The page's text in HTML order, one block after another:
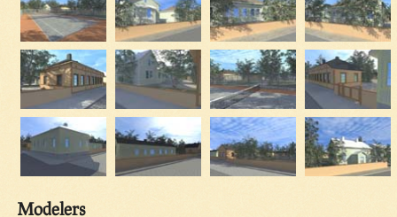
Modelers